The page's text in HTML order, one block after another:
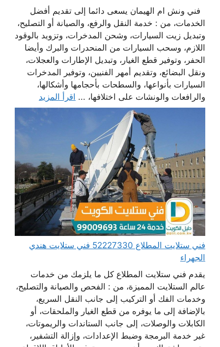
فني ونش ام الهيمان يسعى دائما إلى تقديم أفضل
الخدمات، من : خدمة النقل والرفع، والصيانة أو التصليح،
وتبديل زيت السيارات، وشحن المدخرات، وتزويد بالوقود
اللازم، وسحب السيارات من المنحدرات والبرك وأيضا
الحفر، وتوفير قطع الغيار، وتبديل الإطارات والعجلات،
ونقل البضائع، وتقديم أمهر الفنيين، وتوفير المدخرات
السيارات بأنواعها، والسطحات بأحجامها وأشكالها،
والرافعات والونشات على اختلافها، ... اقرأ المزيد
فني ستلايت المطلاع 52227330 فني ستلايت هندي
الجهراء
يقدم فني ستلايت المطلاع كل ما يلزمك من خدمات
عالم الستلايت المميزة، من : الفحص والصيانة والتصليح،
وخدمات الفك أو التركيب إلى جانب النقل السريع،
بالإضافة إلى ما يوفره من قطع الغيار والملحقات، أو
الكابلات والوصلات، إلى جانب الستاندات والريموتات،
غير خدمة البرمجة وضبط الإعدادات، وإزالة التشفير،